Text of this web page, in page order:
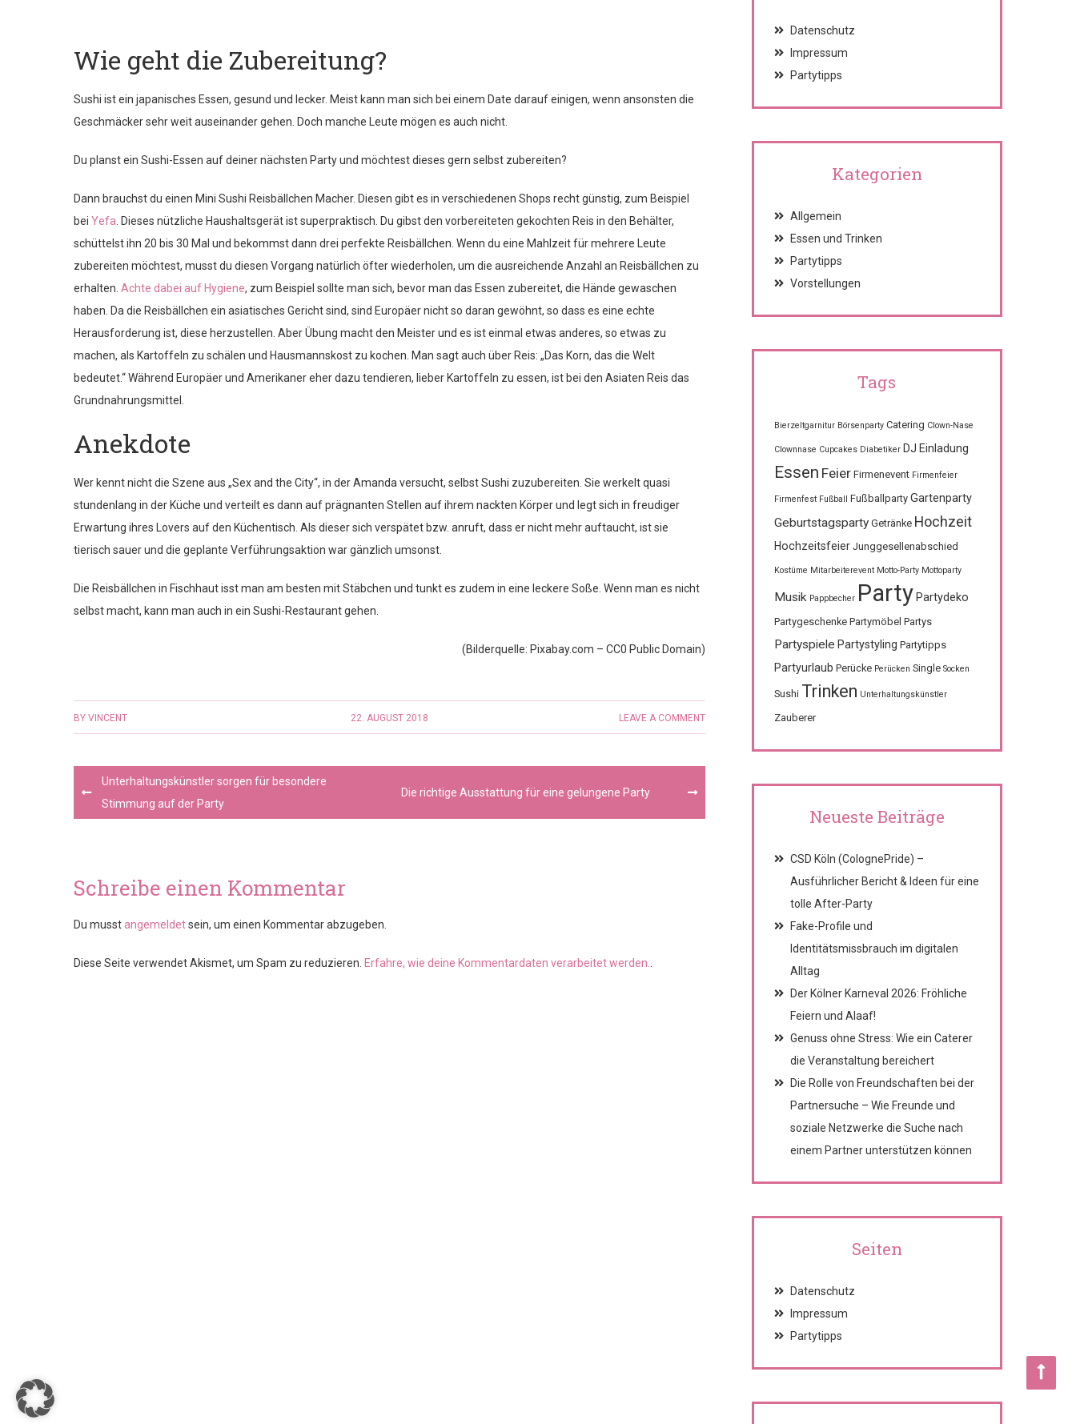
Wie geht die Zubereitung?
Sushi ist ein japanisches Essen, gesund und lecker. Meist kann man sich bei einem Date darauf einigen, wenn ansonsten die
Geschmäcker sehr weit auseinander gehen. Doch manche Leute mögen es auch nicht.
Du planst ein Sushi-Essen auf deiner nächsten Party und möchtest dieses gern selbst zubereiten?
Dann brauchst du einen Mini Sushi Reisbällchen Macher. Diesen gibt es in verschiedenen Shops recht günstig, zum Beispiel
bei Yefa . Dieses nützliche Haushaltsgerät ist superpraktisch. Du gibst den vorbereiteten gekochten Reis in den Behälter,
schüttelst ihn 20 bis 30 Mal und bekommst dann drei perfekte Reisbällchen. Wenn du eine Mahlzeit für mehrere Leute
zubereiten möchtest, musst du diesen Vorgang natürlich öfter wiederholen, um die ausreichende Anzahl an Reisbällchen zu
erhalten. Achte dabei auf Hygiene, zum Beispiel sollte man sich, bevor man das Essen zubereitet, die Hände gewaschen
haben. Da die Reisbällchen ein asiatisches Gericht sind, sind Europäer nicht so daran gewöhnt, so dass es eine echte
Herausforderung ist, diese herzustellen. Aber Übung macht den Meister und es ist einmal etwas anderes, so etwas zu
machen, als Kartoffeln zu schälen und Hausmannskost zu kochen. Man sagt auch über Reis: „Das Korn, das die Welt
bedeutet.“ Während Europäer und Amerikaner eher dazu tendieren, lieber Kartoffeln zu essen, ist bei den Asiaten Reis das
Grundnahrungsmittel.
Anekdote
Wer kennt nicht die Szene aus „Sex and the City“, in der Amanda versucht, selbst Sushi zuzubereiten. Sie werkelt quasi
stundenlang in der Küche und verteilt es dann auf prägnanten Stellen auf ihrem nackten Körper und legt sich in freudiger
Erwartung ihres Lovers auf den Küchentisch. Als dieser sich verspätet bzw. anruft, dass er nicht mehr auftaucht, ist sie
tierisch sauer und die geplante Verführungsaktion war gänzlich umsonst.
Die Reisbällchen in Fischhaut isst man am besten mit Stäbchen und tunkt es zudem in eine leckere Soße. Wenn man es nicht
selbst macht, kann man auch in ein Sushi-Restaurant gehen.
(Bilderquelle: Pixabay.com – CC0 Public Domain)
BY VINCENT 22. AUGUST 2018 LEAVE A COMMENT
Post
navigation
Unterhaltungskünstler sorgen für besondere
Stimmung auf der Party
Die richtige Ausstattung für eine gelungene Party
Schreibe einen Kommentar
Du musst angemeldetsein, um einen Kommentar abzugeben.
Diese Seite verwendet Akismet, um Spam zu reduzieren. Erfahre, wie deine Kommentardaten verarbeitet werden.
Datenschutz
Impressum
Partytipps
Kategorien
Allgemein
Essen und Trinken
Partytipps
Vorstellungen
Tags
Bierzeltgarnitur Börsenparty Catering Clown-Nase
Clownnase Cupcakes Diabetiker DJ Einladung
Essen Feier Firmenevent Firmenfeier
Firmenfest Fußball Fußballparty Gartenparty
Geburtstagsparty Getränke Hochzeit
Hochzeitsfeier Junggesellenabschied
Kostüme Mitarbeiterevent Motto-Party Mottoparty
Musik Pappbecher Party Partydeko
Partygeschenke Partymöbel Partys
Partyspiele Partystyling Partytipps
Partyurlaub Perücke Perücken Single Socken
Sushi Trinken Unterhaltungskünstler
Zauberer
Neueste Beiträge
CSD Köln (ColognePride) –
Ausführlicher Bericht & Ideen für eine
tolle After-Party
Fake-Profile und
Identitätsmissbrauch im digitalen
Alltag
Der Kölner Karneval 2026: Fröhliche
Feiern und Alaaf!
Genuss ohne Stress: Wie ein Caterer
die Veranstaltung bereichert
Die Rolle von Freundschaften bei der
Partnersuche – Wie Freunde und
soziale Netzwerke die Suche nach
einem Partner unterstützen können
Seiten
Datenschutz
Impressum
Partytipps